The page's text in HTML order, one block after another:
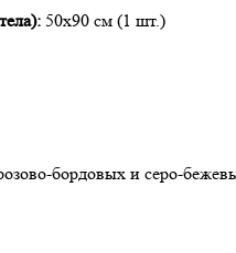
50х90 см (1 шт.)
бордовых и серо-